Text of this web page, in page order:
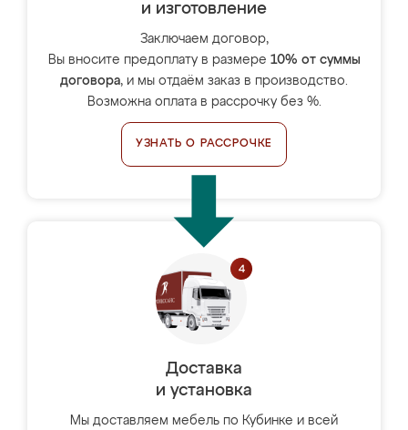
и изготовление
Заключаем договор,
Вы вносите предоплату в размере 10% от суммы
договора, и мы отдаём заказ в производство.
Возможна оплата в рассрочку без %.
УЗНАТЬ О РАССРОЧКЕ
Доставка
и установка
Мы доставляем мебель по Кубинке и всей